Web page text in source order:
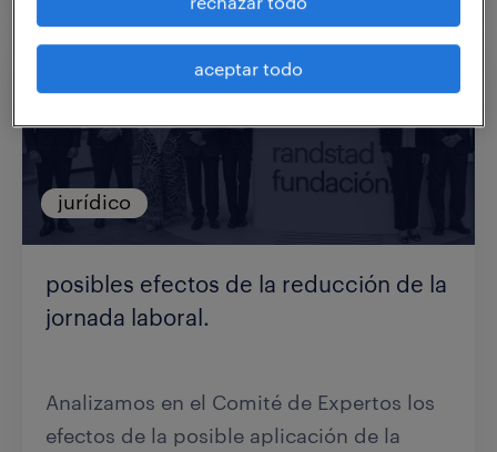
jurídico
posibles efectos de la reducción de la
jornada laboral.
Analizamos en el Comité de Expertos los
efectos de la posible aplicación de la
aceptar todo